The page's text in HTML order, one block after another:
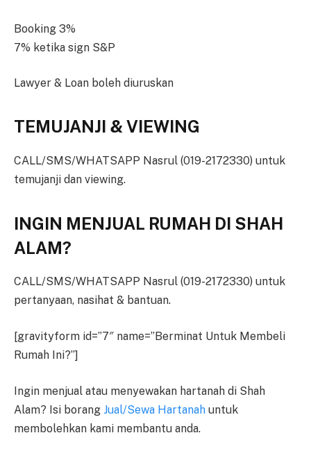
Booking 3%
7% ketika sign S&P
Lawyer & Loan boleh diuruskan
TEMUJANJI & VIEWING
CALL/SMS/WHATSAPP Nasrul (019-2172330) untuk
temujanji dan viewing.
INGIN MENJUAL RUMAH DI SHAH
ALAM?
CALL/SMS/WHATSAPP Nasrul (019-2172330) untuk
pertanyaan, nasihat & bantuan.
[gravityform id=”7″ name=”Berminat Untuk Membeli
Rumah Ini?”]
Ingin menjual atau menyewakan hartanah di Shah
Alam? Isi borang Jual/Sewa Hartanah untuk
membolehkan kami membantu anda.